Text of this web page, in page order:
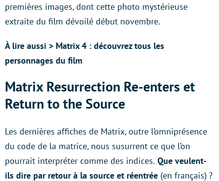
premières images, dont cette photo mystérieuse
extraite du film dévoilé début novembre.
À lire aussi > Matrix 4 : découvrez tous les
personnages du film
Matrix Resurrection Re-enters et
Return to the Source
Les dernières affiches de Matrix, outre l’omniprésence
du code de la matrice, nous susurrent ce que l’on
pourrait interpréter comme des indices. Que veulent-
ils dire par retour à la source et réentrée (en français) ?